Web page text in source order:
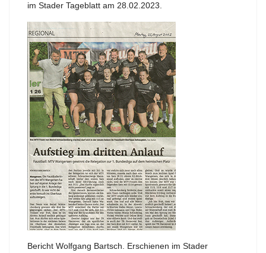
im Stader Tageblatt am 28.02.2023.
Bericht Wolfgang Bartsch. Erschienen im Stader